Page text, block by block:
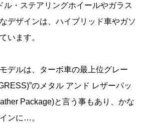
ル・ステアリングホイールやガラス
デザインは、ハイブリッド車やガソ
います。
デルは、ターボ車の最上位グレー
のメタル アンド レザーパッ
Package)と言う事もあり、かな
ンに…。